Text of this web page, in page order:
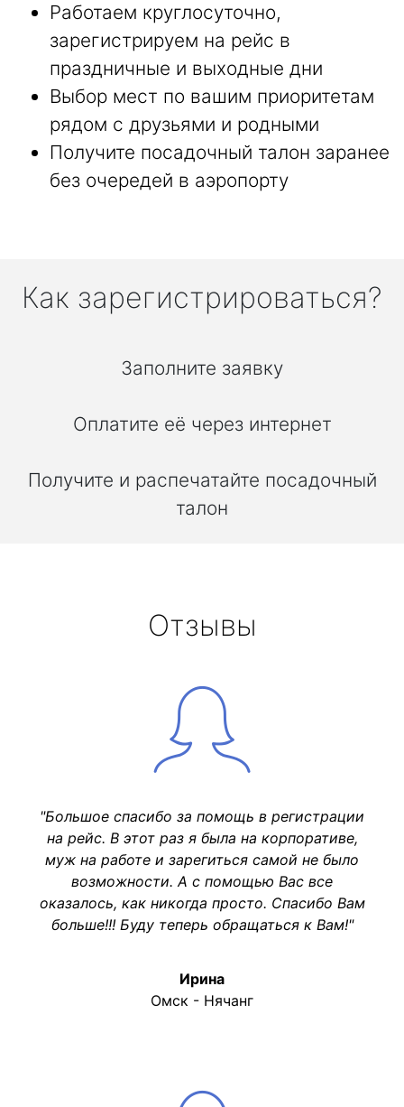
Работаем круглосуточно,
зарегистрируем на рейс в
праздничные и выходные дни
Выбор мест по вашим приоритетам
рядом с друзьями и родными
Получите посадочный талон заранее
без очередей в аэропорту
Как зарегистрироваться?
Заполните заявку
Оплатите её через интернет
Получите и распечатайте посадочный
талон
Отзывы
"Большое спасибо за помощь в регистрации
на рейс. В этот раз я была на корпоративе,
муж на работе и зарегиться самой не было
возможности. А с помощью Вас все
оказалось, как никогда просто. Спасибо Вам
больше!!! Буду теперь обращаться к Вам!"
Ирина
Омск - Нячанг